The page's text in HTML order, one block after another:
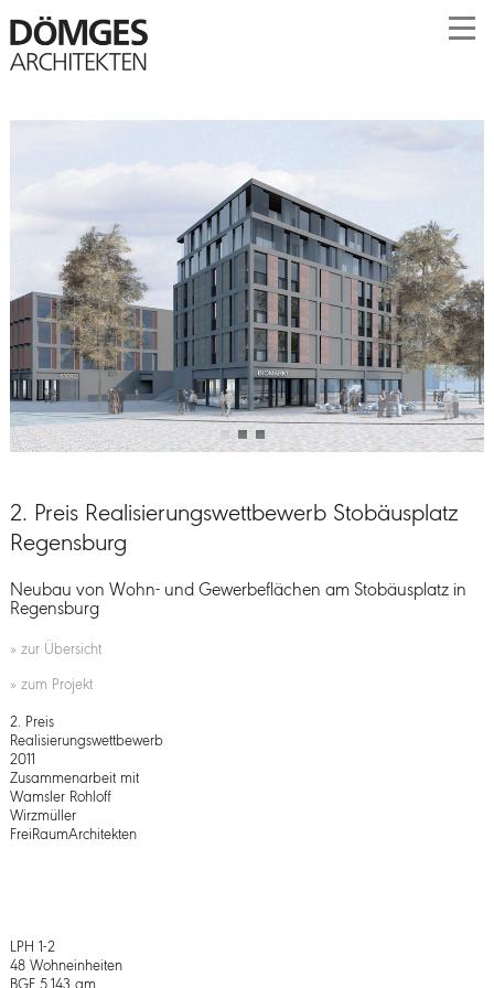
2. Preis Realisierungswettbewerb Stobäusplatz
Regensburg
Neubau von Wohn- und Gewerbeflächen am Stobäusplatz in
Regensburg
» zur Übersicht
» zum Projekt
2. Preis
Realisierungswettbewerb
2011
Zusammenarbeit mit
Wamsler Rohloff
Wirzmüller
FreiRaumArchitekten
LPH 1-2
48 Wohneinheiten